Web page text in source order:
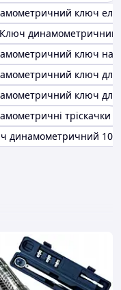
ключ
динамометричний
ключ
ключ для
ключ
тріскачки
динамометричний 10